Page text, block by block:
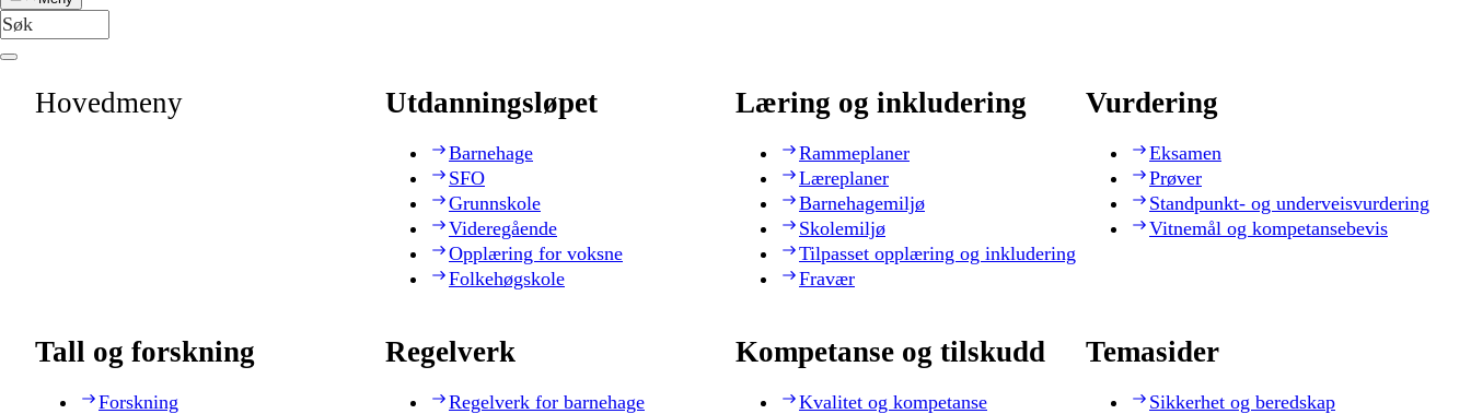
Hovedmeny Utdanningsløpet
Barnehage
SFO
Grunnskole
Videregående
Opplæring for voksne
Folkehøgskole
Læring og inkludering
Rammeplaner
Læreplaner
Barnehagemiljø
Skolemiljø
Tilpasset opplæring og inkludering
Fravær
Vurdering
Eksamen
Prøver
Standpunkt- og underveisvurdering
Vitnemål og kompetansebevis
Tall og forskning
Forskning
Regelverk
Regelverk for barnehage
Kompetanse og tilskudd
Kvalitet og kompetanse
Temasider
Sikkerhet og beredskap